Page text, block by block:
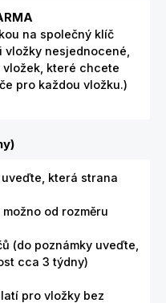
na společný klíč
nesjednocené,
vložek, které chcete
pro každou vložku.)
která strana
od rozměru
(do poznámky uveďte,
cca 3 týdny)
pro vložky bez